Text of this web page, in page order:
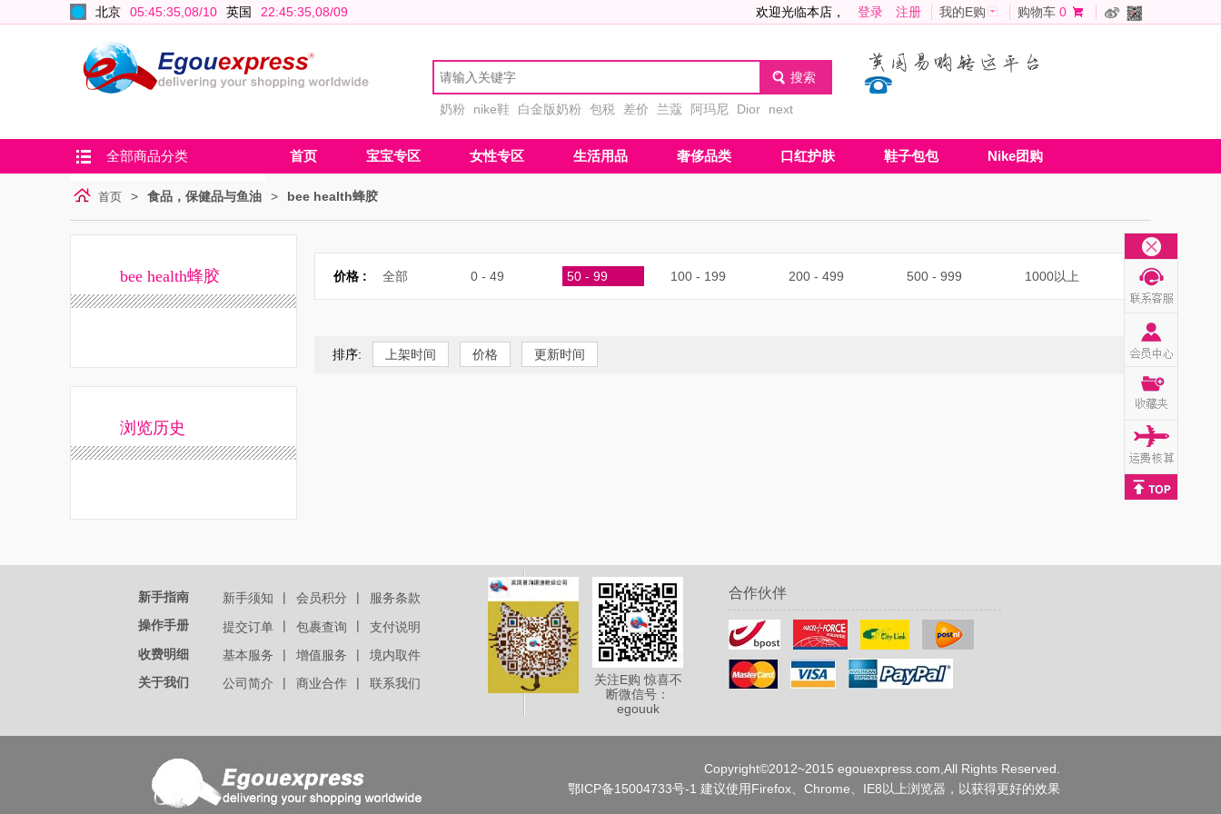
北京 05:45:36,08/10 英国 22:45:36,08/09 欢迎光临本店， 登录 注册 我的E购 购物车 0
奶粉 nike鞋 白金版奶粉 包税 差价 兰蔻 阿玛尼 Dior next
全部商品分类 首页 宝宝专区 女性专区 生活用品 奢侈品类 口红护肤 鞋子包包 Nike团购
首页 > 食品，保健品与鱼油 > bee health蜂胶
bee health蜂胶
浏览历史
价格 : 全部 0 - 49 50 - 99 100 - 199 200 - 499 500 - 999 1000以上
排序: 上架时间 价格 更新时间
新手指南 新手须知 | 会员积分 |
服务条款
操作手册
提交订单 | 包裹查询 |
支付说明
收费明细
基本服务 | 增值服务 |
境内取件
关于我们
公司简介 | 商业合作 | 联系我们
关注E购 惊喜不
断微信号：
egouuk
合作伙伴
Copyright©2012~2015 egouexpress.com,All Rights Reserved.
鄂ICP备15004733号-1 建议使用Firefox、Chrome、IE8以上浏览器，以获得更好的效果